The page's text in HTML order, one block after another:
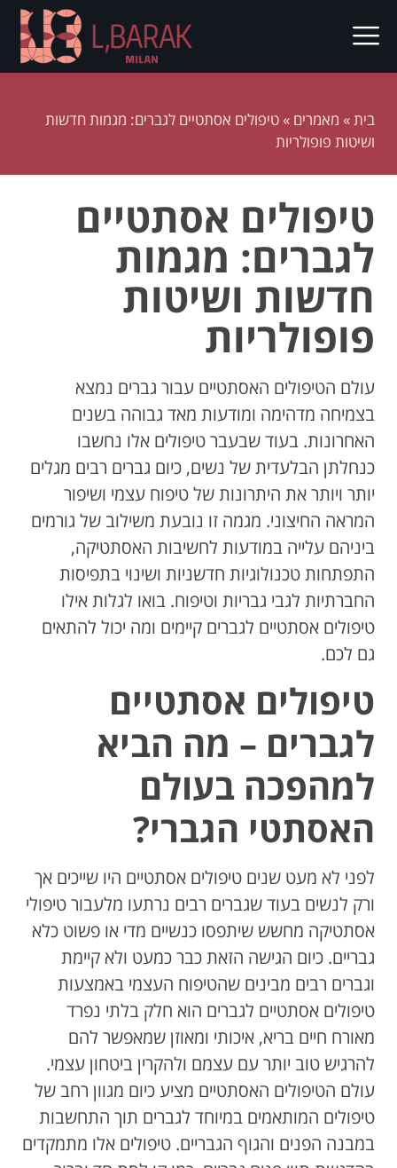
בית» מאמרים »טיפולים אסתטיים לגברים: מגמות חדשות
ושיטות פופולריות
טיפולים אסתטיים
לגברים: מגמות
חדשות ושיטות
פופולריות
עולם הטיפולים האסתטיים עבור גברים נמצא
בצמיחה מדהימה ומודעות מאד גבוהה בשנים
האחרונות. בעוד שבעבר טיפולים אלו נחשבו
כנחלתן הבלעדית של נשים, כיום גברים רבים מגלים
יותר ויותר את היתרונות של טיפוח עצמי ושיפור
המראה החיצוני. מגמה זו נובעת משילוב של גורמים
ביניהם עלייה במודעות לחשיבות האסתטיקה,
התפתחות טכנולוגיות חדשניות ושינוי בתפיסות
החברתיות לגבי גבריות וטיפוח. בואו לגלות אילו
טיפולים אסתטיים לגברים קיימים ומה יכול להתאים
גם לכם.
טיפולים אסתטיים
לגברים – מה הביא
למהפכה בעולם
האסתטי הגברי?
לפני לא מעט שנים טיפולים אסתטיים היו שייכים אך
ורק לנשים בעוד שגברים רבים נרתעו מלעבור טיפולי
אסתטיקה מחשש שיתפסו כנשיים מדי או פשוט כלא
גבריים. כיום הגישה הזאת כבר כמעט ולא קיימת
וגברים רבים מבינים שהטיפוח העצמי באמצעות
טיפולים אסתטיים לגברים הוא חלק בלתי נפרד
מאורח חיים בריא, איכותי ומאוזן שמאפשר להם
להרגיש טוב יותר עם עצמם ולהקרין ביטחון עצמי.
עולם הטיפולים האסתטיים מציע כיום מגוון רחב של
טיפולים המותאמים במיוחד לגברים תוך התחשבות
במבנה הפנים והגוף הגבריים. טיפולים אלו מתמקדים